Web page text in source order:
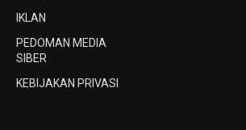
IKLAN
PEDOMAN MEDIA
SIBER
KEBIJAKAN PRIVASI